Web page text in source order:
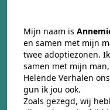
Mijn naam is
en samen met mijn
twee adoptiezonen.
samen met mijn
Helende Verhalen
gun ik jou ook.
Zoals gezegd, wij